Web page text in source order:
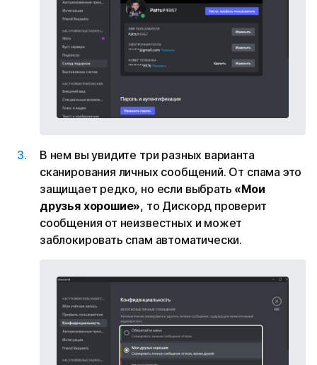
В нем вы увидите три разных варианта
сканирования личных сообщений. От спама это
защищает редко, но если выбрать «Мои
друзья хорошие», то Дискорд проверит
сообщения от неизвестных и может
заблокировать спам автоматически.